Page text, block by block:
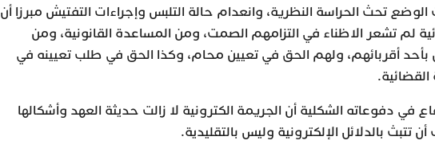
الوضع تحث الحراسة النظرية، وانعدام حالة التلبس وإجراءات التفتيش مبرزا أن
لم تشعر الاظناء في التزامهم الصمت، ومن المساعدة القانونية، ومن
بأحد أقربائهم، ولهم الحق في تعيين محام، وكذا الحق في طلب تعيينه في
في دفوعاته الشكلية أن الجريمة الكترونية لا زالت حديثة العهد وأشكالها
تتبث بالدلائل الإلكترونية وليس بالتقليدية.